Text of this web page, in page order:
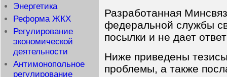
Энергетика
Реформа ЖКХ
Регулирование
экономической
деятельности
Антимонопольное
регулирование
Разработанная
федеральной службы
посылки и не дает
Ниже приведены
проблемы, а также